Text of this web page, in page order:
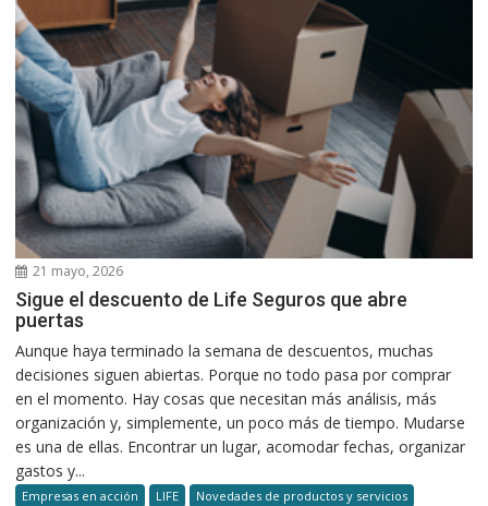
21 mayo, 2026
Sigue el descuento de Life Seguros que abre
puertas
Aunque haya terminado la semana de descuentos, muchas
decisiones siguen abiertas. Porque no todo pasa por comprar
en el momento. Hay cosas que necesitan más análisis, más
organización y, simplemente, un poco más de tiempo. Mudarse
es una de ellas. Encontrar un lugar, acomodar fechas, organizar
gastos y...
Empresas en acción LIFE Novedades de productos y servicios